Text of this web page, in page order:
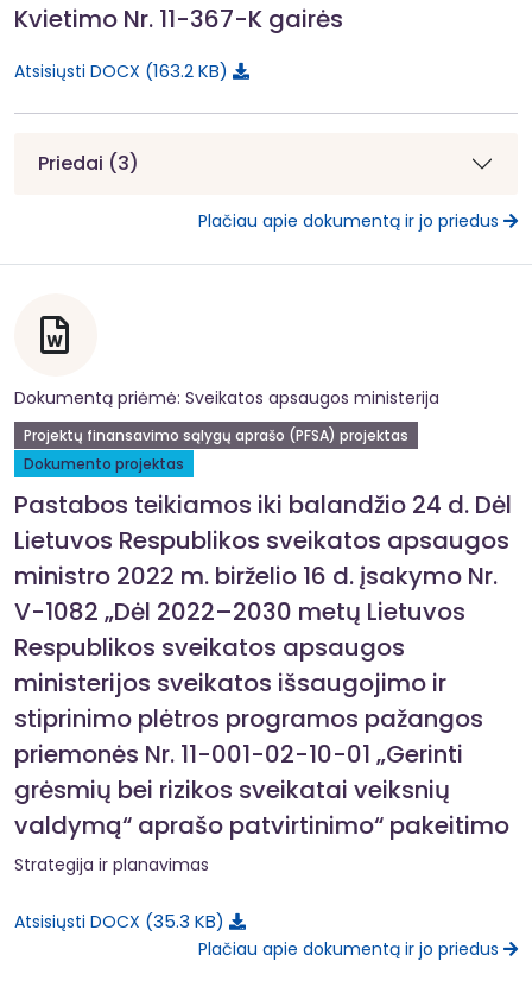
Kvietimo Nr. 11-367-K gairės
Atsisiųsti DOCX 163.2 KB
Priedai (3)
Plačiau apie dokumentą ir jo priedus
Dokumentą priėmė: Sveikatos apsaugos ministerija
Projektų finansavimo sąlygų aprašo (PFSA) projektas
Dokumento projektas
Pastabos teikiamos iki balandžio 24 d. Dėl
Lietuvos Respublikos sveikatos apsaugos
ministro 2022 m. birželio 16 d. įsakymo Nr.
V-1082 „Dėl 2022–2030 metų Lietuvos
Respublikos sveikatos apsaugos
ministerijos sveikatos išsaugojimo ir
stiprinimo plėtros programos pažangos
priemonės Nr. 11-001-02-10-01 „Gerinti
grėsmių bei rizikos sveikatai veiksnių
valdymą“ aprašo patvirtinimo“ pakeitimo
Strategija ir planavimas
Atsisiųsti DOCX 35.3 KB
Plačiau apie dokumentą ir jo priedus